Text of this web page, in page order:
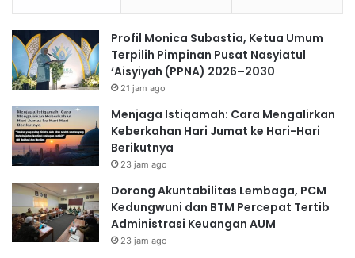
Profil Monica Subastia, Ketua Umum
Terpilih Pimpinan Pusat Nasyiatul
‘Aisyiyah (PPNA) 2026–2030
21 jam ago
Menjaga Istiqamah: Cara Mengalirkan
Keberkahan Hari Jumat ke Hari-Hari
Berikutnya
23 jam ago
Dorong Akuntabilitas Lembaga, PCM
Kedungwuni dan BTM Percepat Tertib
Administrasi Keuangan AUM
23 jam ago